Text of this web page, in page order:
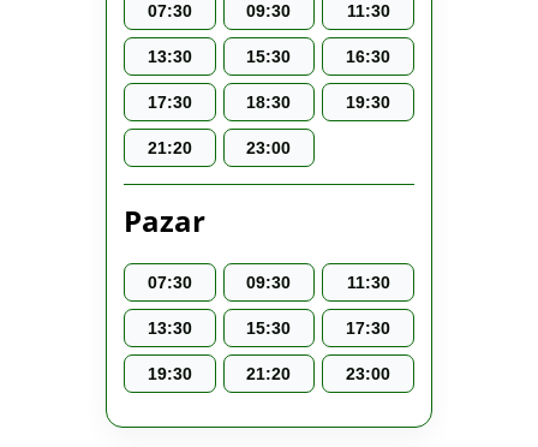
07:30 09:30 11:30
13:30 15:30 16:30
17:30 18:30 19:30
21:20 23:00
Pazar
07:30 09:30 11:30
13:30 15:30 17:30
19:30 21:20 23:00